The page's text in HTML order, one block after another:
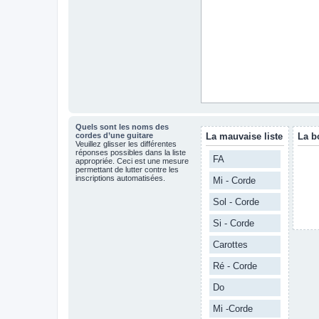
Quels sont les noms des
cordes d’une guitare
Veuillez glisser les différentes
réponses possibles dans la liste
appropriée. Ceci est une mesure
permettant de lutter contre les
inscriptions automatisées.
La mauvaise liste
FA
Mi - Corde
Sol - Corde
Si - Corde
Carottes
Ré - Corde
Do
Mi -Corde
La